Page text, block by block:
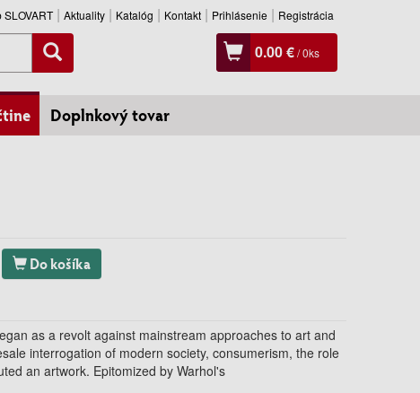
Aktuality Katalóg Kontakt Prihlásenie Registrácia
0.00 €/0ks
Doplnkový tovar
Do košíka
as a revolt against mainstream approaches to art and
interrogation of modern society, consumerism, the role
an artwork. Epitomized by Warhol's